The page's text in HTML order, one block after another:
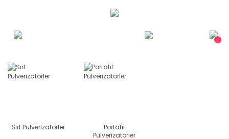
Sırt Pülverizatörler
Portatif
Pülverizatörler